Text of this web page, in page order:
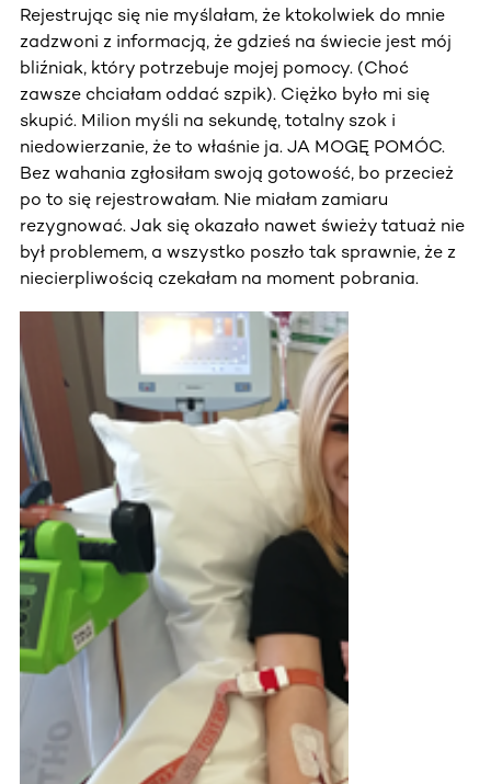
Rejestrując się nie myślałam, że ktokolwiek do mnie
zadzwoni z informacją, że gdzieś na świecie jest mój
bliźniak, który potrzebuje mojej pomocy. (Choć
zawsze chciałam oddać szpik). Ciężko było mi się
skupić. Milion myśli na sekundę, totalny szok i
niedowierzanie, że to właśnie ja. JA MOGĘ POMÓC.
Bez wahania zgłosiłam swoją gotowość, bo przecież
po to się rejestrowałam. Nie miałam zamiaru
rezygnować. Jak się okazało nawet świeży tatuaż nie
był problemem, a wszystko poszło tak sprawnie, że z
niecierpliwością czekałam na moment pobrania.